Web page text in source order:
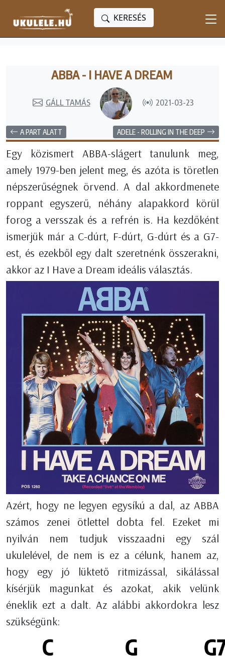
KERESÉS
ABBA - I HAVE A DREAM
GÁLL TAMÁS 2021-03-23
A PART ALATT ADELE - ROLLING IN THE DEEP
Egy közismert ABBA-slágert tanulunk meg,
amely 1979-ben jelent meg, és azóta is töretlen
népszerűségnek örvend. A dal akkordmenete
roppant egyszerű, néhány alapakkord körül
forog a versszak és a refrén is. Ha kezdőként
ismerjük már a C-dúrt, F-dúrt, G-dúrt és a G7-
est, és ezekből egy dalt szeretnénk összerakni,
akkor az I Have a Dream ideális választás.
Azért, hogy ne legyen egysíkú a dal, az ABBA
számos zenei ötlettel dobta fel. Ezeket mi
nyilván nem tudjuk visszaadni egy szál
ukulelével, de nem is ez a célunk, hanem az,
hogy egy jó lüktető ritmizással, sikálással
kísérjük magunkat és azokat, akik velünk
éneklik ezt a dalt. Az alábbi akkordokra lesz
szükségünk: